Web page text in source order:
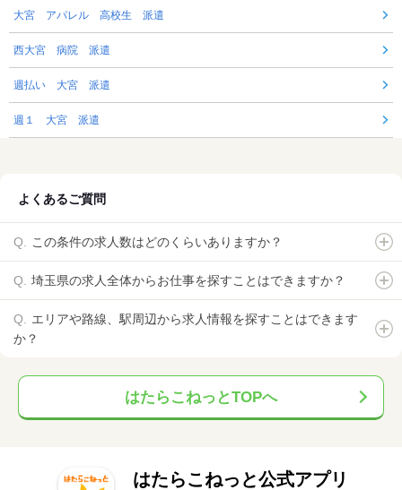
大宮 アパレル 高校生 派遣
西大宮 病院 派遣
週払い 大宮 派遣
週１ 大宮 派遣
よくあるご質問
この条件の求人数はどのくらいありますか？
埼玉県の求人全体からお仕事を探すことはできますか？
エリアや路線、駅周辺から求人情報を探すことはできます
か？
はたらこねっとTOPへ
はたらこねっと公式アプリ